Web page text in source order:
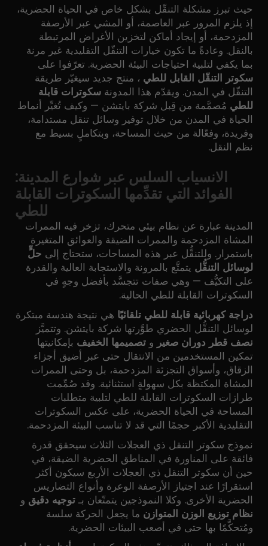
حيث تبرز مشكلة التنقّل بشكل خاص في الحياة الحضرية،
إذ يلزم المرور عبر العاصمة، أو المشي عبر الأرصفة
المزدحمة، أو إيجاد أماكن لتخزين الأغراض المرتبطة
بالنقل. وعادةً ما تكون خيارات التنقّل التقليدية غير مرنة
بما يكفي لتلبية احتياجات البيئة الحضرية. تعرّفوا على
سكوتر التنقّل القابل للطي ، منتج جديد سيغيّر طريقة
التنقّل في المدن. ويقدّم هذا المدونة سكوترات قابلة
للطي مُصمَّمة من قِبل شركة بايتشن — وكيف تُغيِّر أنماط
الحياة في المدن من خلال توفير وسائل تنقل مستدامة،
وفريدة، وفعّالة من حيث المساحة، وبتكاملٍ بسيط مع
نظم النقل.
الانسياب السلس عبر شوارع المدينة:
الفوائد التي تقدِّمها السكوترات القابلة
للطي
المدينة عبارة عن نظام بيئي متحرك، تزخر فيه الممرات
المشاة المزدحمة والممرات الضيقة والعوائق المتغيرة
باستمرار. وللتنقُّل عبر هذه المساحات، ستحتاج إلى حلٍّ
لوسائل التنقُّل يتمتَّع بالمرونة والاستجابة العالية والقدرة
على التكيُّف — وهي صفات تتجسَّد بأفضل وجهٍ في
السكوترات القابلة للطي الحالية.
دراجة كهربائية قابلة للطي تلقائيًا هي نتيجة هندسة مبتكرة
لوسائل التنقُّل الحضري طوَّرتها شركة بايتشن. وتتميَّز
نصف قطر دوران صغير و تصميمها الخفيف بإمكانيتها
تمكين المستخدمين من الانتقال حتى عبر أضيق أجزاء
الزقاق، وأسواق التجزئة المزدحمة، بل وحتى الممرات
المشاة المكتظة بكل سهولةٍ استثنائية. وقد صُمِّمت
طرازات السكوترات القابلة للطي لتلبية متطلبات
المساحة في الحياة الحضرية، على عكس السكوترات
التقليدية الأكبر حجمًا التي قد لا تناسب البيئة المزدحمة.
نموذج سكوتر التنقل ذي العجلات الثلاث سيحقق قدرة
فائقة على المناورة في المناطق الحضرية الضيقة، في
حين أن سكوتر التنقل ذي العجلات الأربع سيكون أكثر
استقرارًا عند اجتياز الأرصفة الوعرة وأنواع التضاريس
الحضرية الأخرى. وكلا النموذجين يتمتّعان بـ توجيه دقيق و
نظام توزيع الوزن المتوازن ما يجعل الحركة سلسة
ومُتحكَّمًا بها حتى في أصعب البيئات الحضرية.